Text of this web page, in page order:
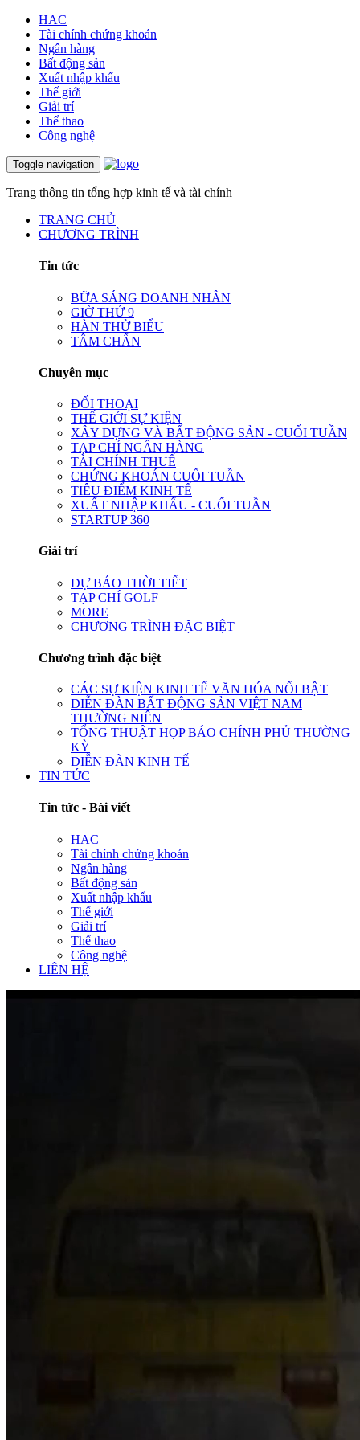
HAC
Tài chính chứng khoán
Ngân hàng
Bất động sản
Xuất nhập khẩu
Thế giới
Giải trí
Thể thao
Công nghệ
Toggle navigation
Trang thông tin tổng hợp kinh tế và tài chính
TRANG CHỦ
CHƯƠNG TRÌNH
Tin tức
BỮA SÁNG DOANH NHÂN
GIỜ THỨ 9
HÀN THỬ BIỂU
TÂM CHẤN
Chuyên mục
ĐỐI THOẠI
THẾ GIỚI SỰ KIỆN
XÂY DỰNG VÀ BẤT ĐỘNG SẢN - CUỐI TUẦN
TẠP CHÍ NGÂN HÀNG
TÀI CHÍNH THUẾ
CHỨNG KHOÁN CUỐI TUẦN
TIÊU ĐIỂM KINH TẾ
XUẤT NHẬP KHẨU - CUỐI TUẦN
STARTUP 360
Giải trí
DỰ BÁO THỜI TIẾT
TẠP CHÍ GOLF
MORE
CHƯƠNG TRÌNH ĐẶC BIỆT
Chương trình đặc biệt
CÁC SỰ KIỆN KINH TẾ VĂN HÓA NỔI BẬT
DIỄN ĐÀN BẤT ĐỘNG SẢN VIỆT NAM
THƯỜNG NIÊN
TỔNG THUẬT HỌP BÁO CHÍNH PHỦ THƯỜNG
KỲ
DIỄN ĐÀN KINH TẾ
TIN TỨC
Tin tức - Bài viết
HAC
Tài chính chứng khoán
Ngân hàng
Bất động sản
Xuất nhập khẩu
Thế giới
Giải trí
Thể thao
Công nghệ
LIÊN HỆ